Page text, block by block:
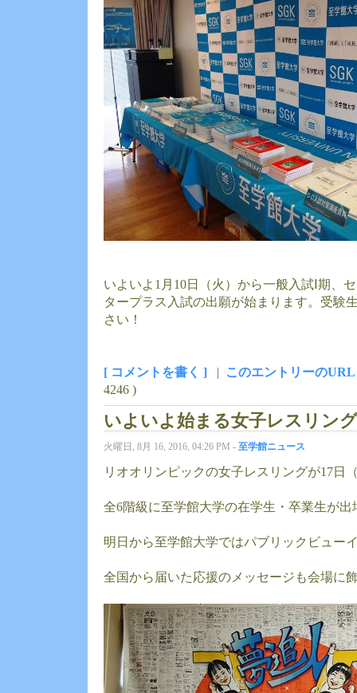
いよいよ1月10日（火）から一般入試Ⅰ期、
タープラス入試の出願が始まります。受験
さい！
[ コメントを書く ] | このエントリーのURL
4246 )
いよいよ始まる女子レスリン
火曜日, 8月 16, 2016, 04:26 PM - 至学館ニュース
リオオリンピックの女子レスリングが17日
全6階級に至学館大学の在学生・卒業生が出
明日から至学館大学ではパブリックビュー
全国から届いた応援のメッセージも会場に